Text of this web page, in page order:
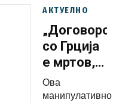
АКТУЕЛНО
со Грција
е мртов,
народот
одлучи“
Ова
манипулативно